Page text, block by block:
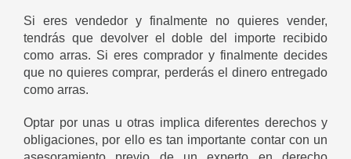
Si eres vendedor y finalmente no quieres vender,
tendrás que devolver el doble del importe recibido
como arras. Si eres comprador y finalmente decides
que no quieres comprar, perderás el dinero entregado
como arras.
Optar por unas u otras implica diferentes derechos y
obligaciones, por ello es tan importante contar con un